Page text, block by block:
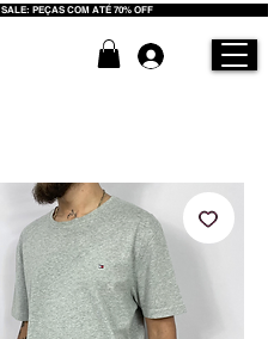
SALE: PEÇAS COM ATÉ 70% OFF